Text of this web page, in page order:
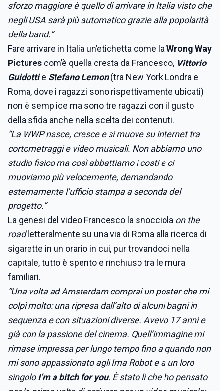
sforzo maggiore è quello di arrivare in Italia visto che
negli USA sarà più automatico grazie alla popolarità
della band.”
Fare arrivare in Italia un’etichetta come la Wrong Way
Pictures com’è quella creata da Francesco, Vittorio
Guidottie Stefano Lemon(tra New York Londra e
Roma, dove i ragazzi sono rispettivamente ubicati)
non è semplice ma sono tre ragazzi con il gusto
della sfida anche nella scelta dei contenuti.
“La WWP nasce, cresce e si muove su internet tra
cortometraggi e video musicali. Non abbiamo uno
studio fisico ma così abbattiamo i costi e ci
muoviamo più velocemente, demandando
esternamente l’ufficio stampa a seconda del
progetto.”
La genesi del video Francesco la snocciola on the
roadletteralmente su una via di Roma alla ricerca di
sigarette in un orario in cui, pur trovandoci nella
capitale, tutto è spento e rinchiuso tra le mura
familiari.
“Una volta ad Amsterdam comprai un poster che mi
colpì molto: una ripresa dall’alto di alcuni bagni in
sequenza e con situazioni diverse. Avevo 17 anni e
già con la passione del cinema. Quell’immagine mi
rimase impressa per lungo tempo fino a quando non
mi sono appassionato agli Ima Robot e a un loro
singoloI’m a bitch for you. È stato li che ho pensato